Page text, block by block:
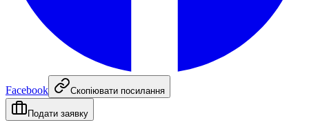
Facebook Скопіювати посилання
Подати заявку